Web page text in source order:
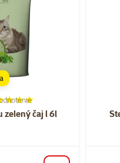
zelený čaj l 6l
100%, počet hodnotení: 2